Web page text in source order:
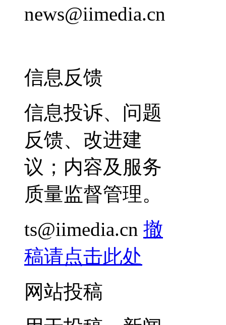
news@iimedia.cn
信息反馈
信息投诉、问题
反馈、改进建
议；内容及服务
质量监督管理。
ts@iimedia.cn 撤
稿请点击此处
网站投稿